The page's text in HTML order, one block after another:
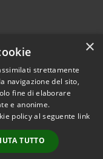
© 2026 • Comune di
• Powered by
•
Accesso
redazione
×
strettamente
navigazione del sito,
fine di elaborare
e anonime.
policy al seguente link
TUTTO